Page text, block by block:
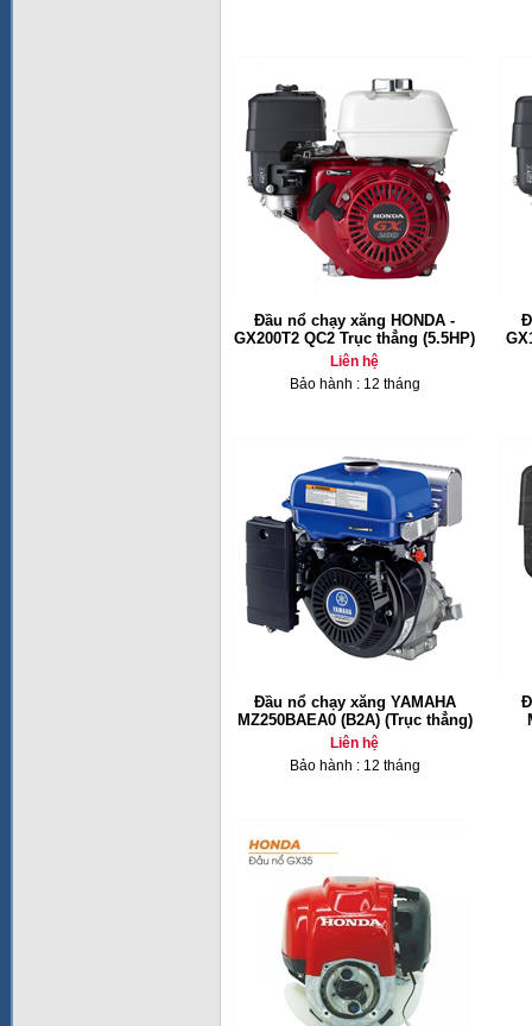
Đầu nổ chạy xăng HONDA -
GX200T2 QC2 Trục thẳng (5.5HP)
Liên hệ
Bảo hành : 12 tháng
Đầu nổ chạy xăng YAMAHA
MZ250BAEA0 (B2A) (Trục thẳng)
Liên hệ
Bảo hành : 12 tháng